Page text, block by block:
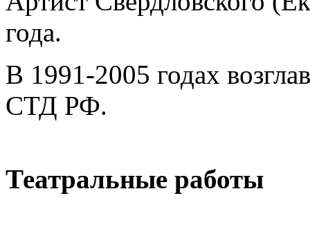
года.
В 1991-2005 годах
СТД РФ.
Театральные работы